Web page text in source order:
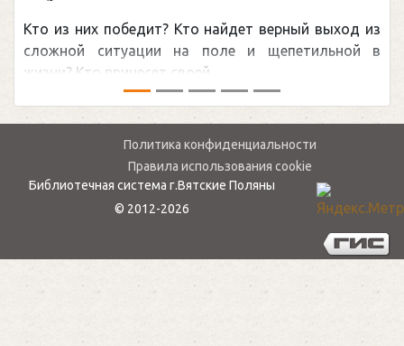
Кто найдет верный выход из
на поле и щепетильной в
своей ...
обсуждаемая
мире.Перед
Политика конфиденциальности
Правила использования cookie
Библиотечная система г.Вятские Поляны
© 2012-2026